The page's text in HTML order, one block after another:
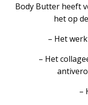
Body Butter heeft
het op
– Het
– Het
–